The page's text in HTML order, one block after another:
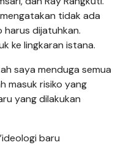
tidak ada
harus dijatuhkan.
ke lingkaran istana.
saya menduga semua
masuk risiko yang
yang dilakukan
baru